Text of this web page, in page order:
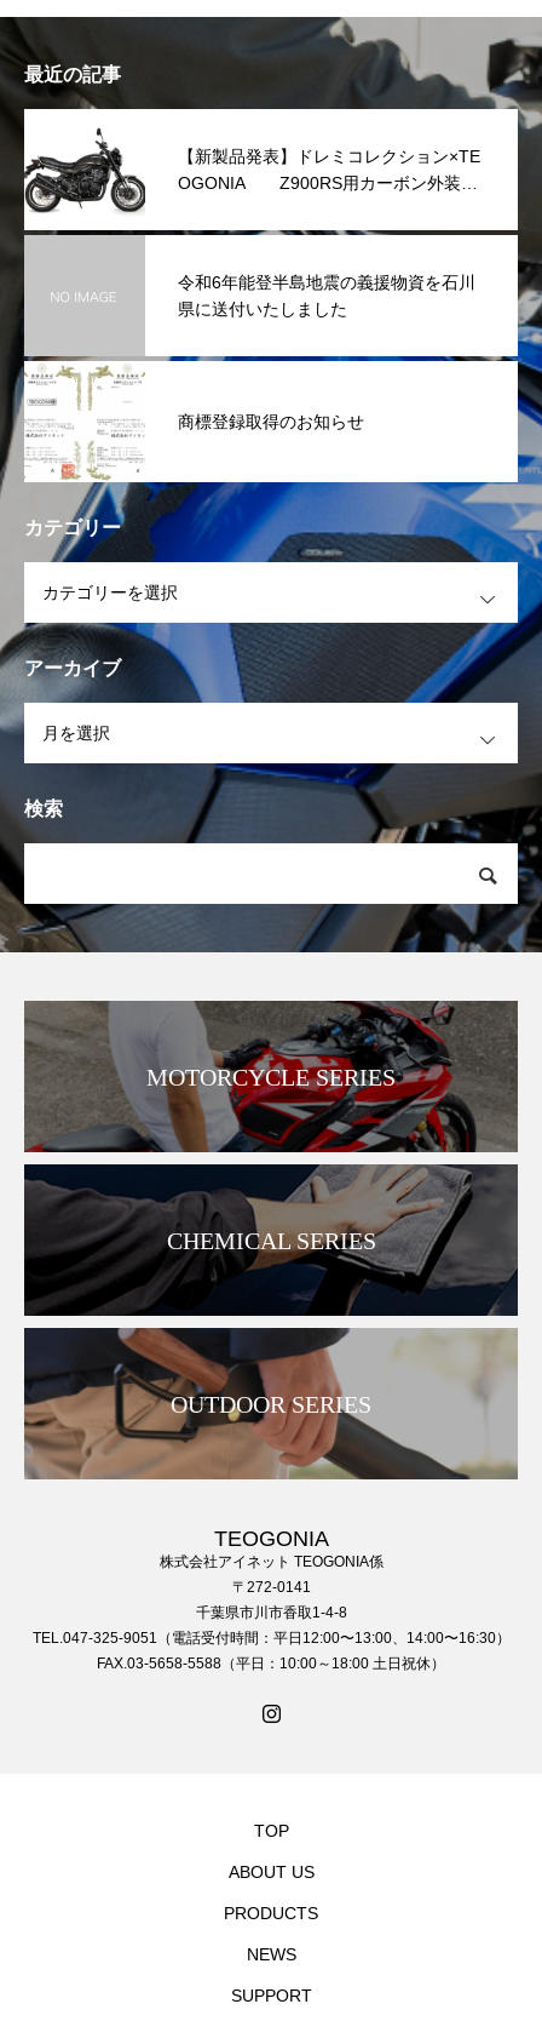
最近の記事
【新製品発表】ドレミコレクション×TE
OGONIA Z900RS用カーボン外装シ
令和6年能登半島地震の義援物資を石川
県に送付いたしました
商標登録取得のお知らせ
カテゴリー
アーカイブ
検索
MOTORCYCLE SERIES
CHEMICAL SERIES
OUTDOOR SERIES
TEOGONIA
株式会社アイネット TEOGONIA係
〒272-0141
千葉県市川市香取1-4-8
TEL.047-325-9051（電話受付時間：平日12:00〜13:00、14:00〜16:30）
FAX.03-5658-5588（平日：10:00～18:00 土日祝休）
TOP
ABOUT US
PRODUCTS
NEWS
SUPPORT